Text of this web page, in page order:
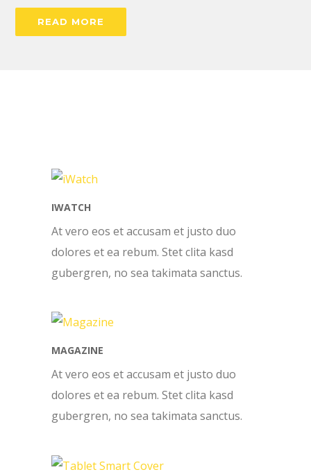
READ MORE
IWATCH
At vero eos et accusam et justo duo
dolores et ea rebum. Stet clita kasd
gubergren, no sea takimata sanctus.
MAGAZINE
At vero eos et accusam et justo duo
dolores et ea rebum. Stet clita kasd
gubergren, no sea takimata sanctus.